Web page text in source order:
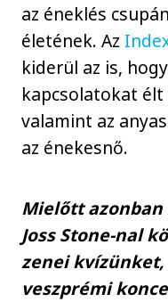
az éneklés
életének. Az
kiderül az is,
kapcsolatokat
valamint az
az énekesnő.
Mielőtt
Joss Stone-nal
zenei kvízünket,
veszprémi